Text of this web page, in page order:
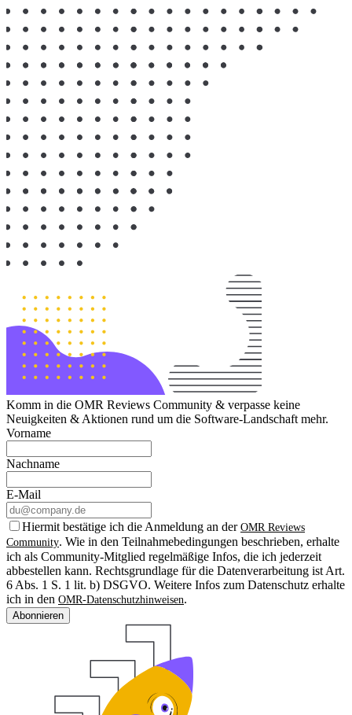
Komm in die OMR Reviews Community & verpasse keine
Neuigkeiten & Aktionen rund um die Software-Landschaft mehr.
Vorname
Nachname
E-Mail
Hiermit bestätige ich die Anmeldung an der OMR Reviews
Community. Wie in den Teilnahmebedingungen beschrieben, erhalte
ich als Community-Mitglied regelmäßige Infos, die ich jederzeit
abbestellen kann. Rechtsgrundlage für die Datenverarbeitung ist Art.
6 Abs. 1 S. 1 lit. b) DSGVO. Weitere Infos zum Datenschutz erhalte
ich in den OMR-Datenschutzhinweisen.
Abonnieren